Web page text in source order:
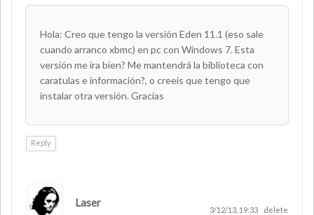
Hola: Creo que tengo la versión Eden 11.1 (eso sale
cuando arranco xbmc) en pc con Windows 7. Esta
versión me ira bien? Me mantendrá la biblioteca con
caratulas e información?, o creeis que tengo que
instalar otra versión. Gracias
Reply
Laser
3/12/13, 19:33 delete